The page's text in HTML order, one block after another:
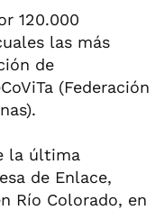
120.000
las más
de
(Federación
la última
de Enlace,
Río Colorado, en